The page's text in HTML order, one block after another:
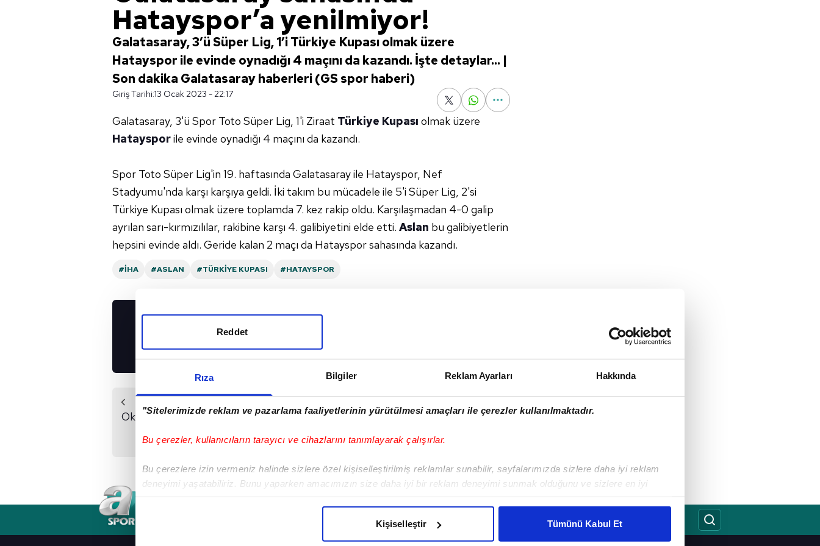
Rıza Bilgiler Reklam Ayarları Hakkında
"Sitelerimizde reklam ve pazarlama faaliyetlerinin yürütülmesi amaçları ile çerezler kullanılmaktadır.
Bu çerezler, kullanıcıların tarayıcı ve cihazlarını tanımlayarak çalışırlar.
Bu çerezlere izin vermeniz halinde sizlere özel kişiselleştirilmiş reklamlar sunabilir, sayfalarımızda sizlere daha iyi reklam
deneyimi yaşatabiliriz. Bunu yaparken amacımızın size daha iyi bir reklam deneyimi sunmak olduğunu ve sizlere en iyi
Her halükârda, kullanıcılar, bu çerezlere izin vermedikleri takdirde, kullanıcılara hedefli reklamlar gösterilmeyecektir."
Reddet
Kişiselleştir Tümünü Kabul Et
Hatayspor’a yenilmiyor!
Galatasaray, 3’ü Süper Lig, 1’i Türkiye Kupası olmak üzere
Hatayspor ile evinde oynadığı 4 maçını da kazandı. İşte detaylar... |
Son dakika Galatasaray haberleri (GS spor haberi)
Giriş Tarihi:13 Ocak 2023 - 22:17
Galatasaray, 3'ü Spor Toto Süper Lig, 1'i Ziraat Türkiye Kupası olmak üzere
Hataysporile evinde oynadığı 4 maçını da kazandı.
Spor Toto Süper Lig'in 19. haftasında Galatasaray ile Hatayspor, Nef
Stadyumu'nda karşı karşıya geldi. İki takım bu mücadele ile 5'i Süper Lig, 2'si
Türkiye Kupası olmak üzere toplamda 7. kez rakip oldu. Karşılaşmadan 4-0 galip
ayrılan sarı-kırmızılılar, rakibine karşı 4. galibiyetini elde etti. Aslan bu galibiyetlerin
hepsini evinde aldı. Geride kalan 2 maçı da Hatayspor sahasında kazandı.
#İHA #ASLAN #TÜRKIYE KUPASI #HATAYSPOR
UYGULAMALARIMIZI
Okan Buruk'tan Icardi
Okan Buruk tarihe
GIZLILIK BILDIRIMIKÜNYE / İLETIŞIM